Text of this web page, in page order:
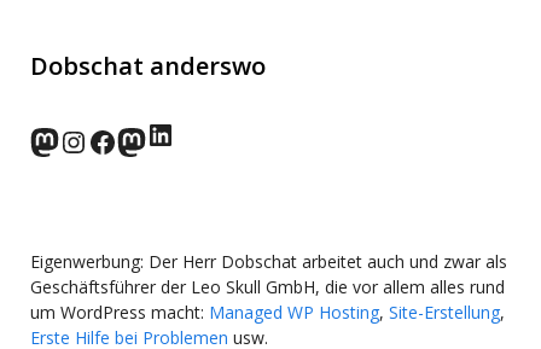
Dobschat anderswo
norden.social
Instagram
Facebook
wp-punks.social
LinkedIn
Eigenwerbung: Der Herr Dobschat arbeitet auch und zwar als
Geschäftsführer der Leo Skull GmbH, die vor allem alles rund
um WordPress macht: Managed WP Hosting, Site-Erstellung,
Erste Hilfe bei Problemen usw.